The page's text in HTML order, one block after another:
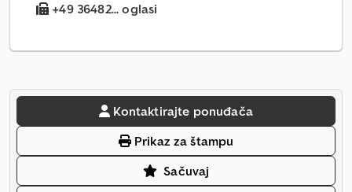
+49 36482... oglasi
Kontaktirajte ponuđača
Prikaz za štampu
Sačuvaj